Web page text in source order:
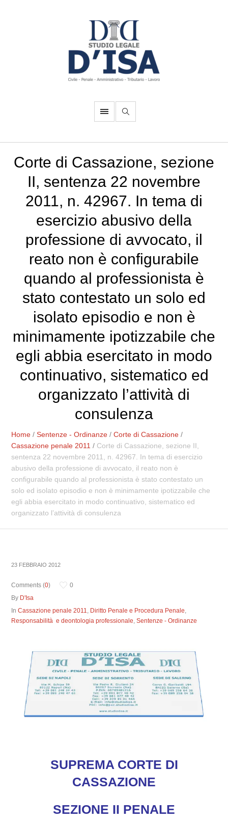
Corte di Cassazione, sezione
II, sentenza 22 novembre
2011, n. 42967. In tema di
esercizio abusivo della
professione di avvocato, il
reato non è configurabile
quando al professionista è
stato contestato un solo ed
isolato episodio e non è
minimamente ipotizzabile che
egli abbia esercitato in modo
continuativo, sistematico ed
organizzato l’attività di
consulenza
Home /Sentenze - Ordinanze /Corte di Cassazione /
Cassazione penale 2011 / Corte di Cassazione, sezione II,
sentenza 22 novembre 2011, n. 42967. In tema di esercizio
abusivo della professione di avvocato, il reato non è
configurabile quando al professionista è stato contestato un
solo ed isolato episodio e non è minimamente ipotizzabile che
egli abbia esercitato in modo continuativo, sistematico ed
organizzato l’attività di consulenza
23 FEBBRAIO 2012
Comments (0)
0
By D'Isa
InCassazione penale 2011, Diritto Penale e Procedura Penale,
Responsabilità e deontologia professionale,Sentenze - Ordinanze
SUPREMA CORTE DI
CASSAZIONE
SEZIONE II PENALE